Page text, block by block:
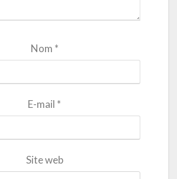
Nom *
E-mail *
Site web